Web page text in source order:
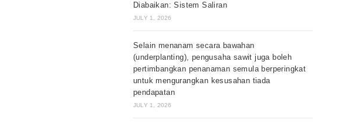
Diabaikan: Sistem Saliran
JULY 1, 2026
Selain menanam secara bawahan
(underplanting), pengusaha sawit juga boleh
pertimbangkan penanaman semula berperingkat
untuk mengurangkan kesusahan tiada
pendapatan
JULY 1, 2026